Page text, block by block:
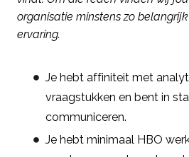
organisatie minstens zo
ervaring.
Je hebt affiniteit met
vraagstukken en bent in
communiceren.
Je hebt minimaal HBO